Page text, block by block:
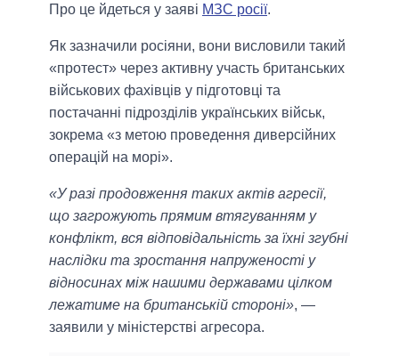
Про це йдеться у заяві МЗС росії.
Як зазначили росіяни, вони висловили такий
«протест» через активну участь британських
військових фахівців у підготовці та
постачанні підрозділів українських військ,
зокрема «з метою проведення диверсійних
операцій на морі».
«У разі продовження таких актів агресії,
що загрожують прямим втягуванням у
конфлікт, вся відповідальність за їхні згубні
наслідки та зростання напруженості у
відносинах між нашими державами цілком
лежатиме на британській стороні», —
заявили у міністерстві агресора.